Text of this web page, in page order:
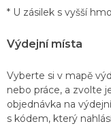
* U zásilek s vyšší
Výdejní místa
Vyberte si v mapě
nebo práce, a zvolte
objednávka na
s kódem, který